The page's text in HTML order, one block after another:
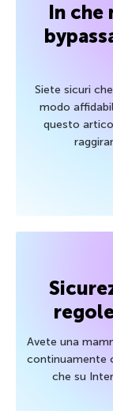
In che
Siete sicuri
modo
questo
Avete una
continuamente
che su